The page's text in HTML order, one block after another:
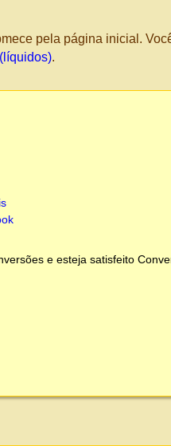
pela página inicial.
.
e esteja satisfeito